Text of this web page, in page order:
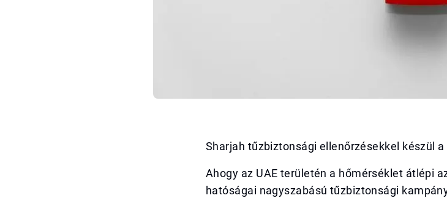
Sharjah tűzbiztonsági ellenőrzésekkel készül
Ahogy az UAE területén a hőmérséklet átlépi
hatóságai nagyszabású tűzbiztonsági